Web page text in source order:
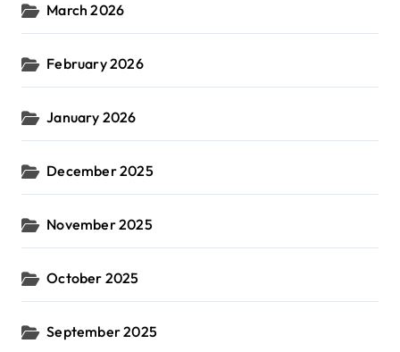
March 2026
February 2026
January 2026
December 2025
November 2025
October 2025
September 2025